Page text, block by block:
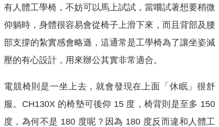
有人體工學椅，不妨可以馬上試試，當嚐試著想要稍微
仰躺時，身體很容易會從椅子上滑下來，而且背部及腰
部支撐的紮實感會略遜，這通常是工學椅為了讓坐姿減
壓的有心設計，用來辦公其實非常適合。
電競椅則是一坐上去，就會發現在上面「休眠」很舒
服。CH130X 的椅墊可後仰 15 度，椅背則是至多 150
度，為何不是 180 度呢？因為 180 度反而違和人體工